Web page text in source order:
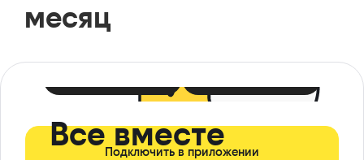
месяц
Все вместе
Подключить в приложении